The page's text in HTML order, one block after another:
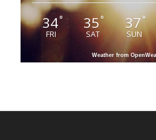
34°
FRI
35°
SAT
37°
SUN
Weather from